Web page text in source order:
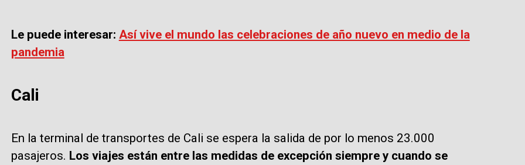
Le puede interesar: Así vive el mundo las celebraciones de año nuevo en medio de la
pandemia
Cali
En la terminal de transportes de Cali se espera la salida de por lo menos 23.000
pasajeros. Los viajes están entre las medidas de excepción siempre y cuando se